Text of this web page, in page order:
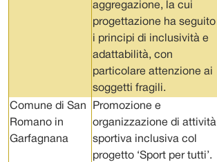
aggregazione, la cui
progettazione ha seguito
i principi di inclusività e
adattabilità, con
particolare attenzione ai
soggetti fragili.
Comune di San
Romano in
Garfagnana
Promozione e
organizzazione di attività
sportiva inclusiva col
progetto ‘Sport per tutti’.